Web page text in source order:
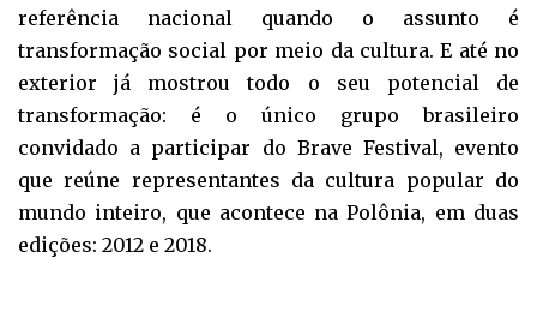
referência nacional quando o assunto é
transformação social por meio da cultura. E até no
exterior já mostrou todo o seu potencial de
transformação: é o único grupo brasileiro
convidado a participar do Brave Festival, evento
que reúne representantes da cultura popular do
mundo inteiro, que acontece na Polônia, em duas
edições: 2012 e 2018.